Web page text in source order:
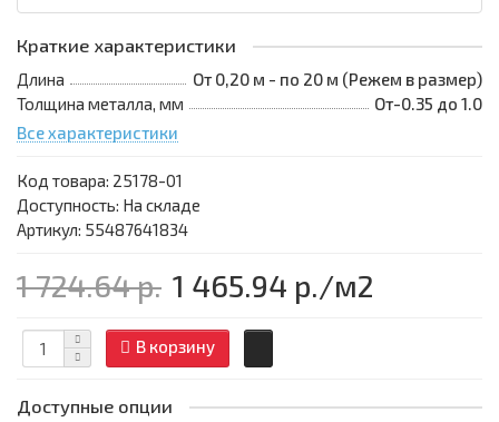
Краткие характеристики
Длина
От 0,20 м - по 20 м (Режем в размер)
Толщина металла, мм
От-0.35 до 1.0
Все характеристики
Код товара: 25178-01
Доступность: На складе
Артикул: 55487641834
1 724.64 р. 1 465.94 р./м2
В корзину
Доступные опции